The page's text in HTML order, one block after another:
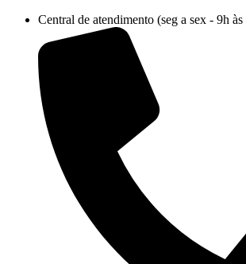
conteúdo
Central de atendimento (seg a sex - 9h